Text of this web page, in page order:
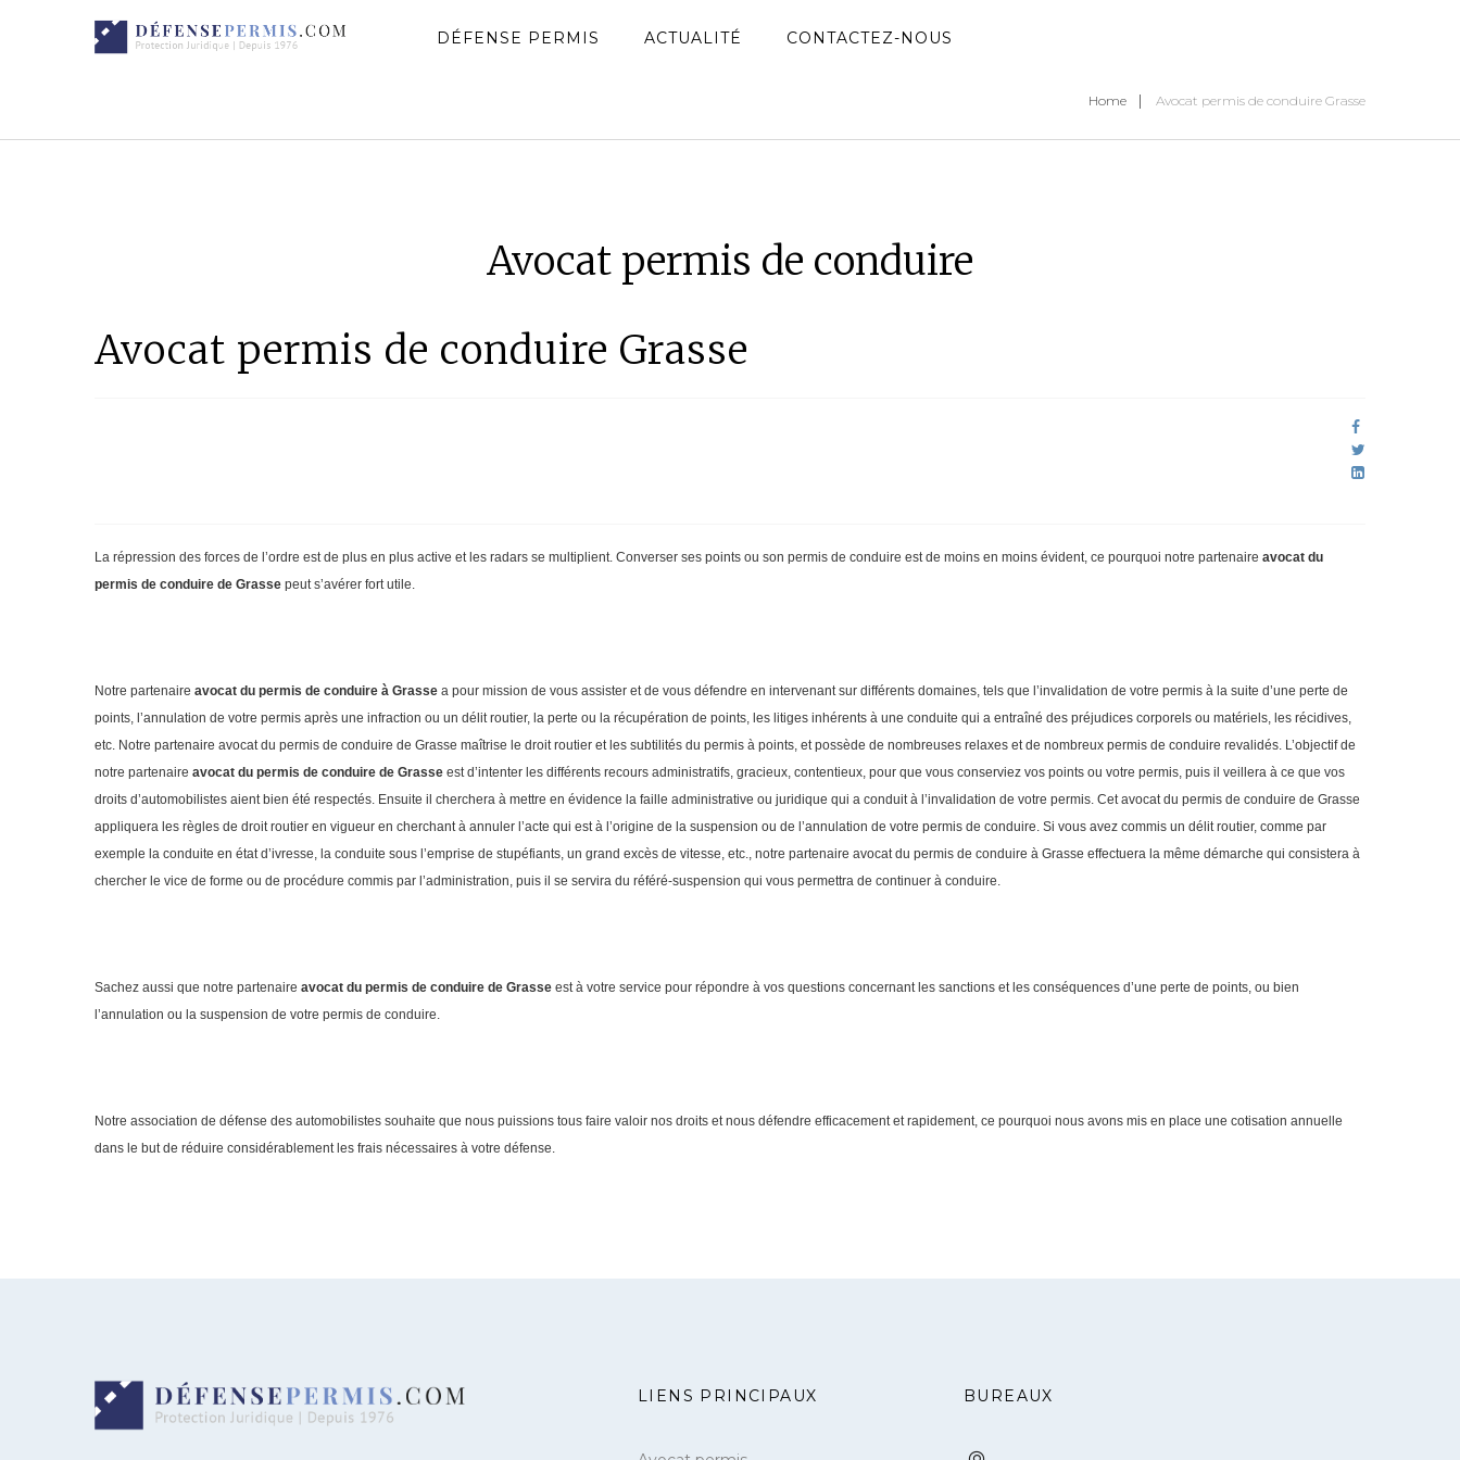
DÉFENSE PERMIS ACTUALITÉ CONTACTEZ-NOUS
Home Avocat permis de conduire Grasse
Avocat permis de conduire
Avocat permis de conduire Grasse
La répression des forces de l’ordre est de plus en plus active et les radars se multiplient. Converser ses points ou son permis de conduire est de moins en moins évident, ce pourquoi notre partenaire avocat du
permis de conduire de Grasse peut s’avérer fort utile.
Notre partenaire avocat du permis de conduire à Grasse a pour mission de vous assister et de vous défendre en intervenant sur différents domaines, tels que l’invalidation de votre permis à la suite d’une perte de
points, l’annulation de votre permis après une infraction ou un délit routier, la perte ou la récupération de points, les litiges inhérents à une conduite qui a entraîné des préjudices corporels ou matériels, les récidives,
etc. Notre partenaire avocat du permis de conduire de Grasse maîtrise le droit routier et les subtilités du permis à points, et possède de nombreuses relaxes et de nombreux permis de conduire revalidés. L’objectif de
notre partenaire avocat du permis de conduire de Grasse est d’intenter les différents recours administratifs, gracieux, contentieux, pour que vous conserviez vos points ou votre permis, puis il veillera à ce que vos
droits d’automobilistes aient bien été respectés. Ensuite il cherchera à mettre en évidence la faille administrative ou juridique qui a conduit à l’invalidation de votre permis. Cet avocat du permis de conduire de Grasse
appliquera les règles de droit routier en vigueur en cherchant à annuler l’acte qui est à l’origine de la suspension ou de l’annulation de votre permis de conduire. Si vous avez commis un délit routier, comme par
exemple la conduite en état d’ivresse, la conduite sous l’emprise de stupéfiants, un grand excès de vitesse, etc., notre partenaire avocat du permis de conduire à Grasse effectuera la même démarche qui consistera à
chercher le vice de forme ou de procédure commis par l’administration, puis il se servira du référé-suspension qui vous permettra de continuer à conduire.
Sachez aussi que notre partenaire avocat du permis de conduire de Grasse est à votre service pour répondre à vos questions concernant les sanctions et les conséquences d’une perte de points, ou bien
l’annulation ou la suspension de votre permis de conduire.
Notre association de défense des automobilistes souhaite que nous puissions tous faire valoir nos droits et nous défendre efficacement et rapidement, ce pourquoi nous avons mis en place une cotisation annuelle
dans le but de réduire considérablement les frais nécessaires à votre défense.
LIENS PRINCIPAUX BUREAUX